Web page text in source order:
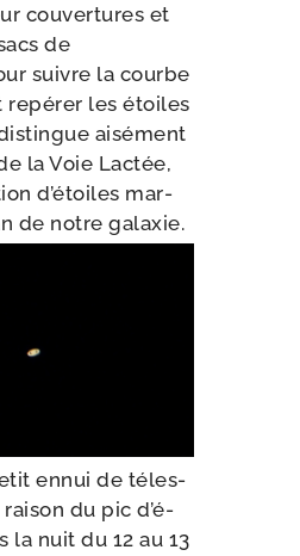
cou­ver­tures et
de
suivre la courbe
repé­rer les étoiles
aisé­ment
la Voie Lactée,
d’é­toiles mar­
de notre galaxie.
ennui de téles­
du pic d’é­
la nuit du 12 au 13